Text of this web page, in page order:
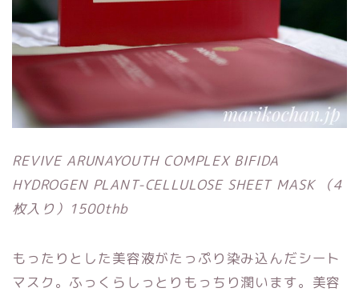
REVIVE ARUNAYOUTH COMPLEX BIFIDA
HYDROGEN PLANT-CELLULOSE SHEET MASK （4
枚入り）1500thb
もったりとした美容液がたっぷり染み込んだシート
マスク。ふっくらしっとりもっちり潤います。美容